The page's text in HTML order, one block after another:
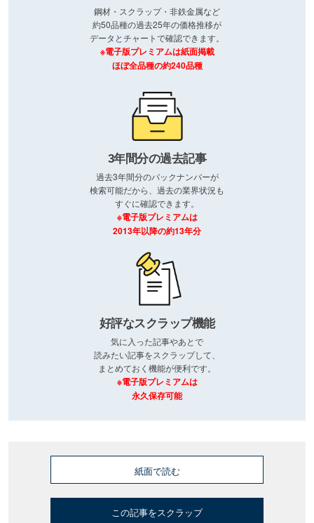
鋼材・スクラップ・非鉄金属など
約50品種の過去25年の価格推移が
データとチャートで確認できます。
※電子版プレミアムは紙面掲載
ほぼ全品種の約240品種
3年間分の過去記事
過去3年間分のバックナンバーが
検索可能だから、過去の業界状況も
すぐに確認できます。
※電子版プレミアムは
2013年以降の約13年分
好評なスクラップ機能
気に入った記事やあとで
読みたい記事をスクラップして、
まとめておく機能が便利です。
※電子版プレミアムは
永久保存可能
紙面で読む
この記事をスクラップ